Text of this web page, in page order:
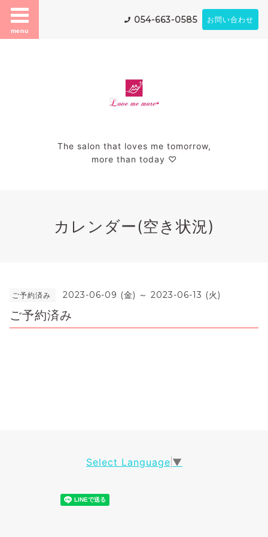
menu
054-663-0585 お問い合わせ
The salon that loves me tomorrow,
more than today ♡
カレンダー(空き状況)
ご予約済み 2023-06-09 (金) ～ 2023-06-13 (火)
ご予約済み
Select Language ▼